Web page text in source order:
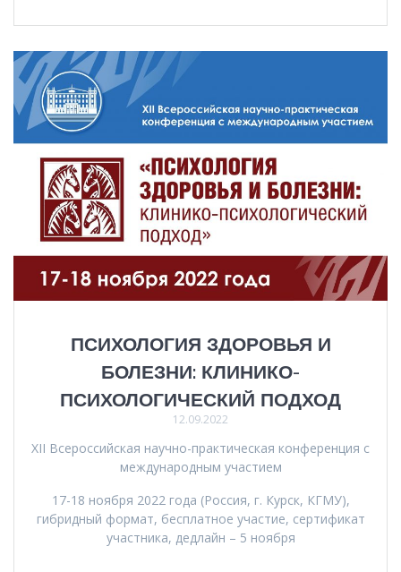
ПСИХОЛОГИЯ ЗДОРОВЬЯ И
БОЛЕЗНИ: КЛИНИКО-
ПСИХОЛОГИЧЕСКИЙ ПОДХОД
12.09.2022
XII Всероссийская научно-практическая конференция с
международным участием
17-18 ноября 2022 года (Россия, г. Курск, КГМУ),
гибридный формат, бесплатное участие, сертификат
участника, дедлайн – 5 ноября